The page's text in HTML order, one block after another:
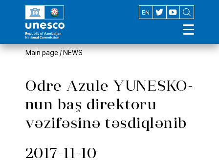
EN
AZ
Main page / NEWS
Odre Azule YUNESKO-
nun baş direktoru
vəzifəsinə təsdiqlənib
2017-11-10